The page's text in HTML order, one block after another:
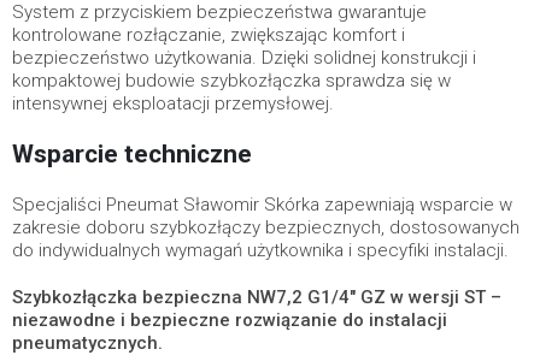
System z przyciskiem bezpieczeństwa gwarantuje
kontrolowane rozłączanie, zwiększając komfort i
bezpieczeństwo użytkowania. Dzięki solidnej konstrukcji i
kompaktowej budowie szybkozłączka sprawdza się w
intensywnej eksploatacji przemysłowej.
Wsparcie techniczne
Specjaliści Pneumat Sławomir Skórka zapewniają wsparcie w
zakresie doboru szybkozłączy bezpiecznych, dostosowanych
do indywidualnych wymagań użytkownika i specyfiki instalacji.
Szybkozłączka bezpieczna NW7,2 G1/4" GZ w wersji ST –
niezawodne i bezpieczne rozwiązanie do instalacji
pneumatycznych.